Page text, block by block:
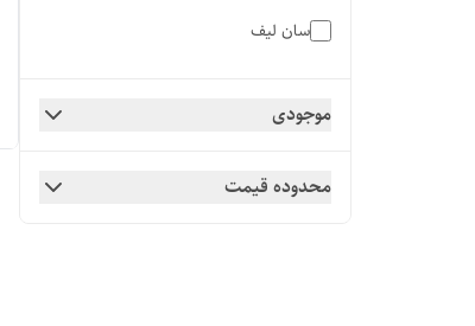
سان لیف
موجودی
محدوده قیمت